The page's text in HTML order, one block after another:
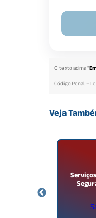
O texto acima "
Código Penal. –
Veja